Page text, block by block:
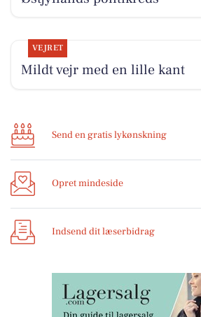
VEJRET
Mildt vejr med en lille kant
Send en gratis lykønskning
Opret mindeside
Indsend dit læserbidrag